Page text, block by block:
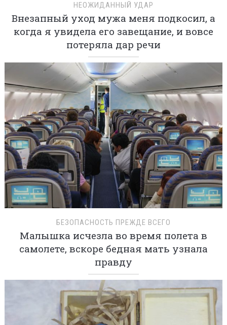
НЕОЖИДАННЫЙ УДАР
Внезапный уход мужа меня подкосил, а
когда я увидела его завещание, и вовсе
потеряла дар речи
БЕЗОПАСНОСТЬ ПРЕЖДЕ ВСЕГО
Малышка исчезла во время полета в
самолете, вскоре бедная мать узнала
правду